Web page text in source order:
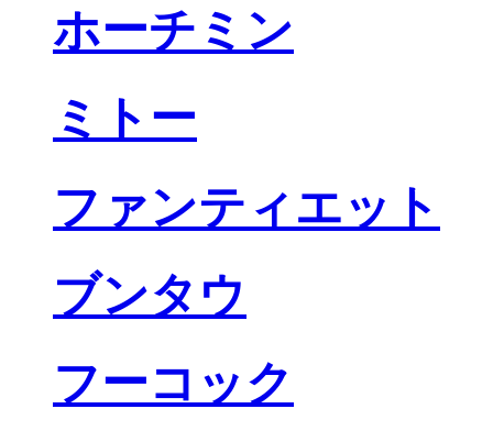
ホーチミン
ミトー
ファンティエット
ブンタウ
フーコック